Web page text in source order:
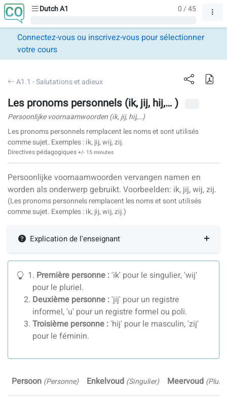
Dutch A1 0 / 45
Connectez-vous ou inscrivez-vous pour sélectionner
votre cours
A1.1 - Salutations et adieux
Les pronoms personnels (ik, jij, hij,… )
Persoonlijke voornaamwoorden (ik, jij, hij,…)
Les pronoms personnels remplacent les noms et sont utilisés
comme sujet. Exemples : ik, jij, wij, zij.
Directives pédagogiques+/- 15 minutes
Persoonlijke voornaamwoorden vervangen namen en
worden als onderwerp gebruikt. Voorbeelden: ik, jij, wij, zij.
(Les pronoms personnels remplacent les noms et sont utilisés
comme sujet. Exemples :ik, jij,wij,zij.)
Explication de l'enseignant
Première personne :'ik' pour le singulier, 'wij'
pour le pluriel.
Deuxième personne :'jij' pour un registre
informel, 'u' pour un registre formel ou poli.
Troisième personne :'hij' pour le masculin, 'zij'
pour le féminin.
Persoon (Personne) Enkelvoud (Singulier) Meervoud